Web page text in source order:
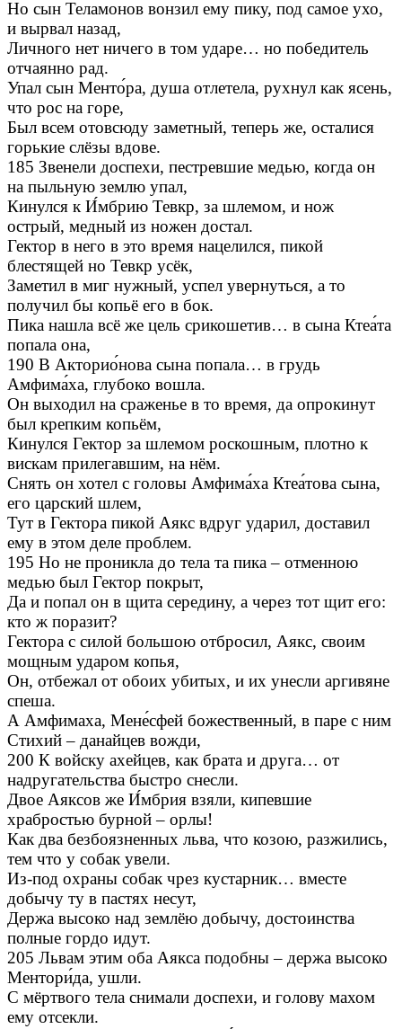
Но сын Теламонов вонзил ему пику, под самое ухо,
и вырвал назад,
Личного нет ничего в том ударе… но победитель
отчаянно рад.
Упал сын Менто́ра, душа отлетела, рухнул как ясень,
что рос на горе,
Был всем отовсюду заметный, теперь же, осталися
горькие слёзы вдове.
185 Звенели доспехи, пестревшие медью, когда он
на пыльную землю упал,
Кинулся к И́мбрию Тевкр, за шлемом, и нож
острый, медный из ножен достал.
Гектор в него в это время нацелился, пикой
блестящей но Тевкр усёк,
Заметил в миг нужный, успел увернуться, а то
получил бы копьё его в бок.
Пика нашла всё же цель срикошетив… в сына Ктеа́та
попала она,
190 В Акторио́нова сына попала… в грудь
Амфима́ха, глубоко вошла.
Он выходил на сраженье в то время, да опрокинут
был крепким копьём,
Кинулся Гектор за шлемом роскошным, плотно к
вискам прилегавшим, на нём.
Снять он хотел с головы Амфима́ха Ктеа́това сына,
его царский шлем,
Тут в Гектора пикой Аякс вдруг ударил, доставил
ему в этом деле проблем.
195 Но не проникла до тела та пика – отменною
медью был Гектор покрыт,
Да и попал он в щита середину, а через тот щит его:
кто ж поразит?
Гектора с силой большою отбросил, Аякс, своим
мощным ударом копья,
Он, отбежал от обоих убитых, и их унесли аргивяне
спеша.
А Амфимаха, Мене́сфей божественный, в паре с ним
Стихий – данайцев вожди,
200 К войску ахейцев, как брата и друга… от
надругательства быстро снесли.
Двое Аяксов же И́мбрия взяли, кипевшие
храбростью бурной – орлы!
Как два безбоязненных льва, что козою, разжились,
тем что у собак увели.
Из-под охраны собак чрез кустарник… вместе
добычу ту в пастях несут,
Держа высоко над землёю добычу, достоинства
полные гордо идут.
205 Львам этим оба Аякса подобны – держа высоко
Ментори́да, ушли.
С мёртвого тела снимали доспехи, и голову махом
ему отсекли.